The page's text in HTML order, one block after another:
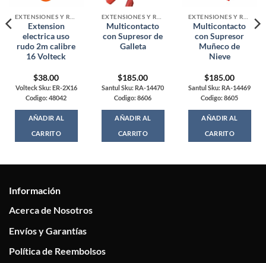
Extension
electrica uso
rudo 2m calibre
16 Volteck
$38.00
Volteck Sku: ER-2X16
Codigo: 48042
AÑADIR AL
CARRITO
Multicontacto
con Supresor de
Galleta
$185.00
Santul Sku: RA-14470
Codigo: 8606
AÑADIR AL
CARRITO
Multicontacto
con Supresor
Muñeco de
Nieve
$185.00
Santul Sku: RA-14469
Codigo: 8605
AÑADIR AL
CARRITO
Información
Acerca de Nosotros
Envíos y Garantías
Política de Reembolsos